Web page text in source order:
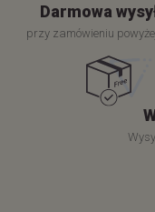
Darmowa
przy zamówieniu